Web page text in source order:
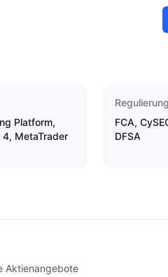
Platform,
4, MetaTrader
Regulierung
FCA,
DFSA
Aktienangebote